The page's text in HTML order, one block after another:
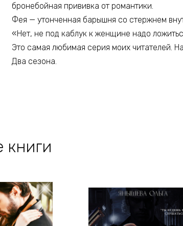
бронебойная прививка от романтики.
Фея — утонченная барышня со стержнем
«Нет, не под каблук к женщине надо
Это самая любимая серия моих читателей.
Два сезона.
книги